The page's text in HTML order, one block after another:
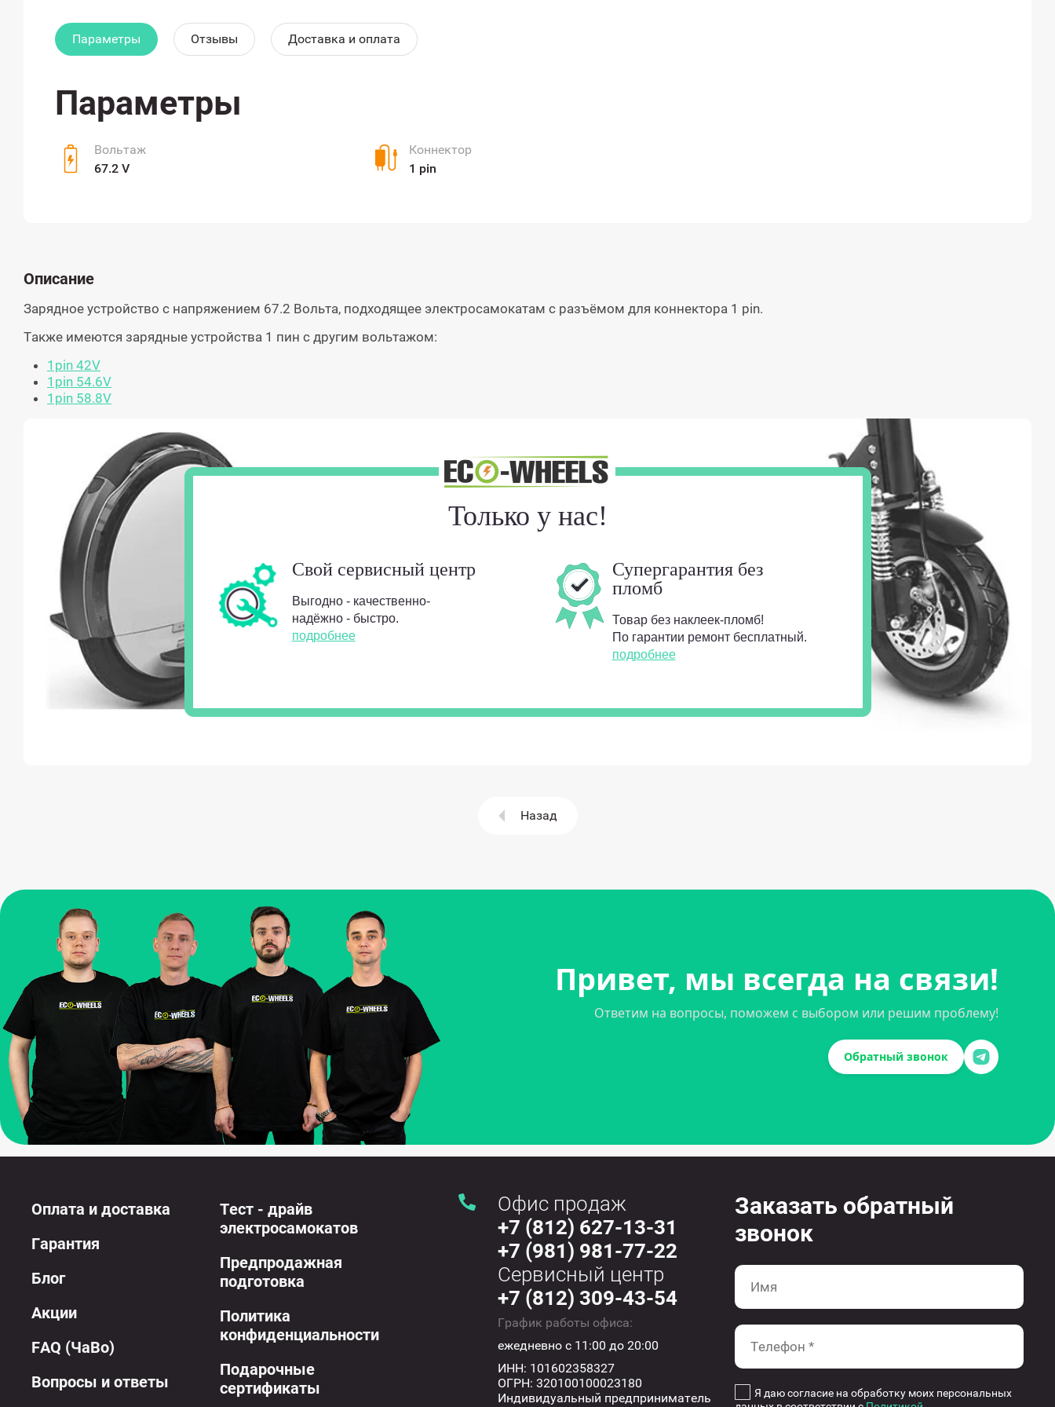
Параметры Отзывы Доставка и оплата
Параметры
Вольтаж
67.2 V
Коннектор
1 pin
Описание
Зарядное устройство с напряжением 67.2 Вольта, подходящее электросамокатам с разъёмом для коннектора 1 pin.
Также имеются зарядные устройства 1 пин с другим вольтажом:
1pin 42V
1pin 54.6V
1pin 58.8V
Только у нас!
Свой сервисный центр
Выгодно - качественно-
надёжно - быстро.
подробнее
Супергарантия без
пломб
Товар без наклеек-пломб!
По гарантии ремонт бесплатный.
подробнее
Назад
Привет, мы всегда на связи!
Ответим на вопросы, поможем с выбором или решим проблему!
Обратный звонок
Оплата и доставка
Гарантия
Блог
Акции
FAQ (ЧаВо)
Вопросы и ответы
Тест - драйв
электросамокатов
Предпродажная
подготовка
Политика
конфиденциальности
Подарочные
сертификаты
Заказать обратный
звонок
Я даю согласие на обработку моих персональных
Офис продаж
+7 (812) 627-13-31
+7 (981) 981-77-22
Сервисный центр
+7 (812) 309-43-54
График работы офиса:
ежедневно с 11:00 до 20:00
ИНН: 101602358327
ОГРН: 320100100023180
Индивидуальный предприниматель